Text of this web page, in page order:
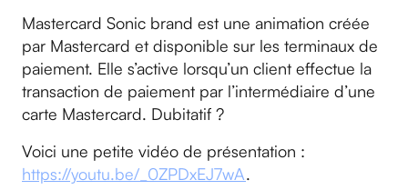
Mastercard Sonic brand est une animation créée
par Mastercard et disponible sur les terminaux de
paiement. Elle s’active lorsqu’un client effectue la
transaction de paiement par l’intermédiaire d’une
carte Mastercard. Dubitatif ?
Voici une petite vidéo de présentation :
https://youtu.be/_0ZPDxEJ7wA.